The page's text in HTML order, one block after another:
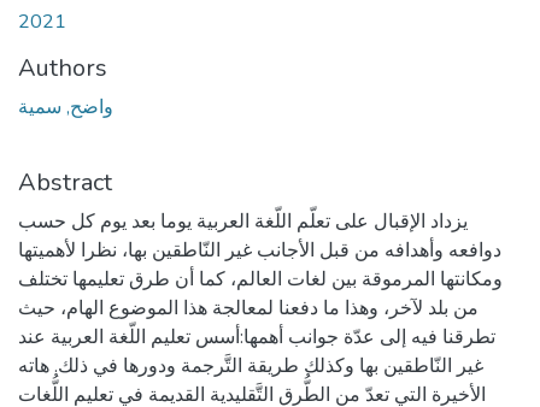
2021
Authors
واضح, سمية
Abstract
يزداد الإقبال على تعلّم اللّغة العربية يوما بعد يوم كل حسب
دوافعه وأهدافه من قبل الأجانب غير النّاطقين بها، نظرا لأهميتها
ومكانتها المرموقة بين لغات العالم، كما أن طرق تعليمها تختلف
من بلد لآخر، وهذا ما دفعنا لمعالجة هذا الموضوع الهام، حيث
تطرقنا فيه إلى عدّة جوانب أهمها:أسس تعليم اللّغة العربية عند
غير النّاطقين بها وكذلك طريقة التَّرجمة ودورها في ذلك. هاته
الأخيرة التي تعدّ من الطُّرق التَّقليدية القديمة في تعليم اللُّغات